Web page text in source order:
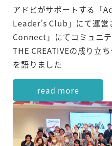
アドビがサポートする「
Leader’s Club」にて運
Connect」にてコミュニ
THE CREATIVEの成り立
を語りました
read more